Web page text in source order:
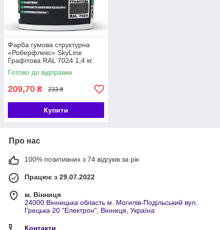
Фарба гумова структурна
«Роберфлекс» SkyLine
Графітова RAL 7024 1,4 кг
Готово до відправки
209,70 ₴ 233 ₴
Купити
Про нас
100% позитивних з 74 відгуків за рік
Працює з 29.07.2022
м. Вінниця
24000 Вінницька область м. Могилів-Подільський вул.
Грецька 20 "Електрон", Вінниця, Україна
Контакти